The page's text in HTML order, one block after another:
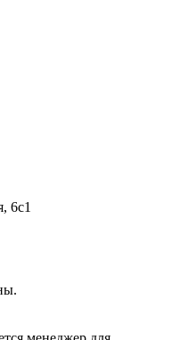
6с1